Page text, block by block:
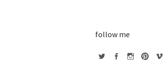
follow me